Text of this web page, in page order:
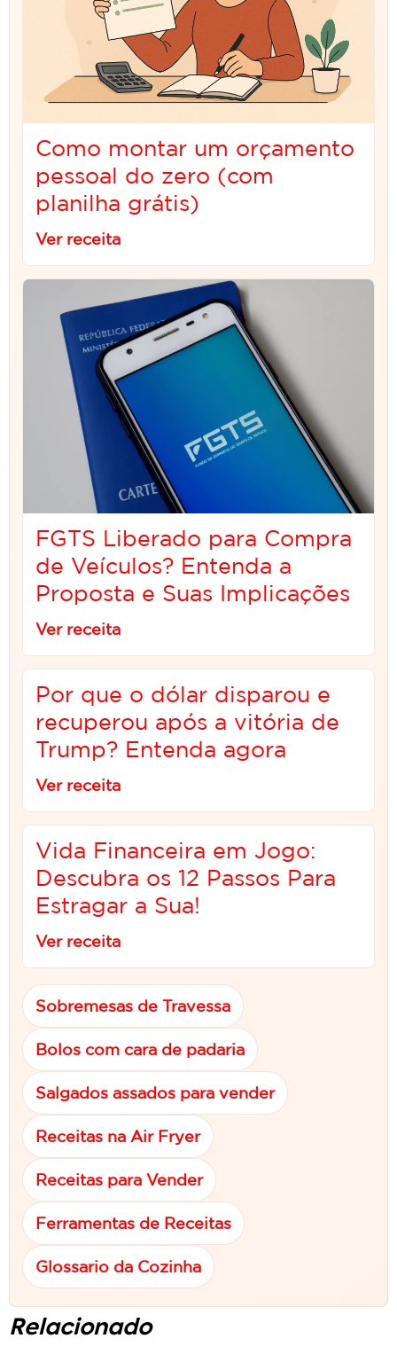
Como montar um orçamento
pessoal do zero (com
planilha grátis)
Ver receita
FGTS Liberado para Compra
de Veículos? Entenda a
Proposta e Suas Implicações
Ver receita
Por que o dólar disparou e
recuperou após a vitória de
Trump? Entenda agora
Ver receita
Vida Financeira em Jogo:
Descubra os 12 Passos Para
Estragar a Sua!
Ver receita
Sobremesas de Travessa
Bolos com cara de padaria
Salgados assados para vender
Receitas na Air Fryer
Receitas para Vender
Ferramentas de Receitas
Glossario da Cozinha
Relacionado